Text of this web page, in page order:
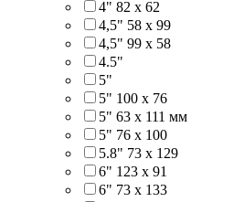
4" 82 x 62
4,5" 58 х 99
4,5" 99 x 58
4.5"
5"
5" 100 x 76
5" 63 x 111 мм
5" 76 х 100
5.8" 73 x 129
6" 123 х 91
6" 73 х 133